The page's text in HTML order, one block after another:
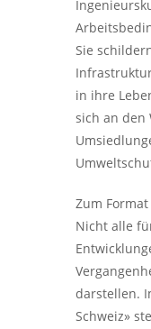
Sie
in ihre
sich an den
Zum Format
Nicht alle
darstellen.
Schweiz»